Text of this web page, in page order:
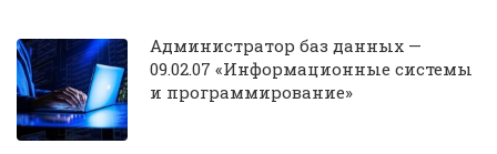
Администратор баз данных —
09.02.07 «Информационные системы
и программирование»